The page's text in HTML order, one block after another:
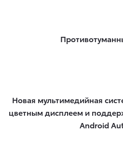
Новая мультимедийная
цветным дисплеем и
Android